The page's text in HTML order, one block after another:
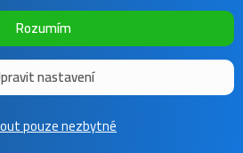
2016 - 2026 | Template by
Rozumím
nastavení
pouze nezbytné